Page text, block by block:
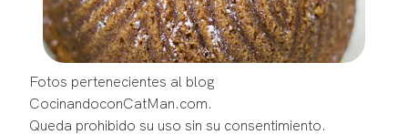
Fotos pertenecientes al blog
CocinandoconCatMan.com.
Queda prohibido su uso sin su consentimiento.